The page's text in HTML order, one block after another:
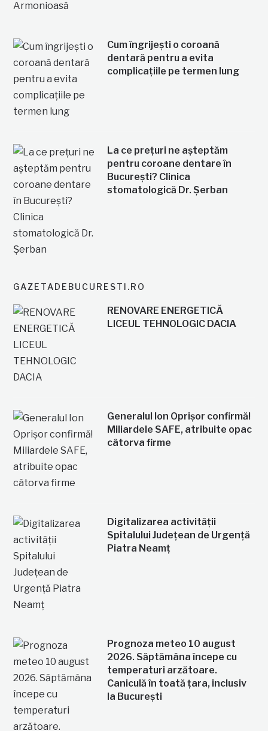
Cum îngrijești o coroană
dentară pentru a evita
complicațiile pe termen lung
La ce prețuri ne așteptăm
pentru coroane dentare în
București? Clinica
stomatologică Dr. Șerban
GAZETADEBUCURESTI.RO
RENOVARE ENERGETICĂ
LICEUL TEHNOLOGIC DACIA
Generalul Ion Oprișor confirmă!
Miliardele SAFE, atribuite opac
câtorva firme
Digitalizarea activității
Spitalului Județean de Urgență
Piatra Neamț
Prognoza meteo 10 august
2026. Săptămâna începe cu
temperaturi arzătoare.
Caniculă în toată țara, inclusiv
la București